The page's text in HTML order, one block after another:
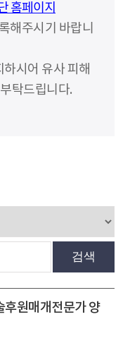
홈페이지
해주시기 바랍니
시어 유사 피해
탁드립니다.
검색
원매개전문가 양